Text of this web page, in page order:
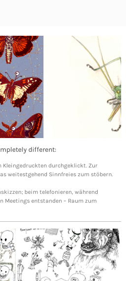
different:
Kleingedruckten durchgeklickt. Zur
weitestgehend Sinnfreies zum stöbern.
beim telefonieren, während
Meetings entstanden – Raum zum